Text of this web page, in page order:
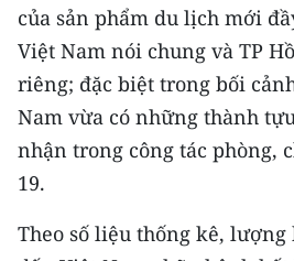
Trung du và miền núi phía
Đồng bằng sông Hồng
Bắc Trung Bộ
Duyên hải Nam Trung Bộ và
Đông Nam Bộ
của sản phẩm du lịch mới
Việt Nam nói chung và TP
riêng; đặc biệt trong bối
Nam vừa có những thành
nhận trong công tác phòng,
19.
Theo số liệu thống kê,